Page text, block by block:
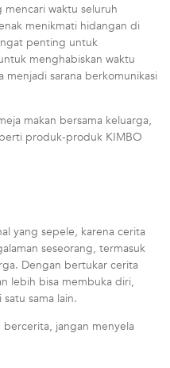
waktu seluruh
menikmati hidangan di
penting untuk
menghabiskan waktu
menjadi sarana berkomunikasi
makan bersama keluarga,
produk-produk KIMBO
yang sepele, karena cerita
seseorang, termasuk
Dengan bertukar cerita
lebih bisa membuka diri,
sama lain.
jangan menyela